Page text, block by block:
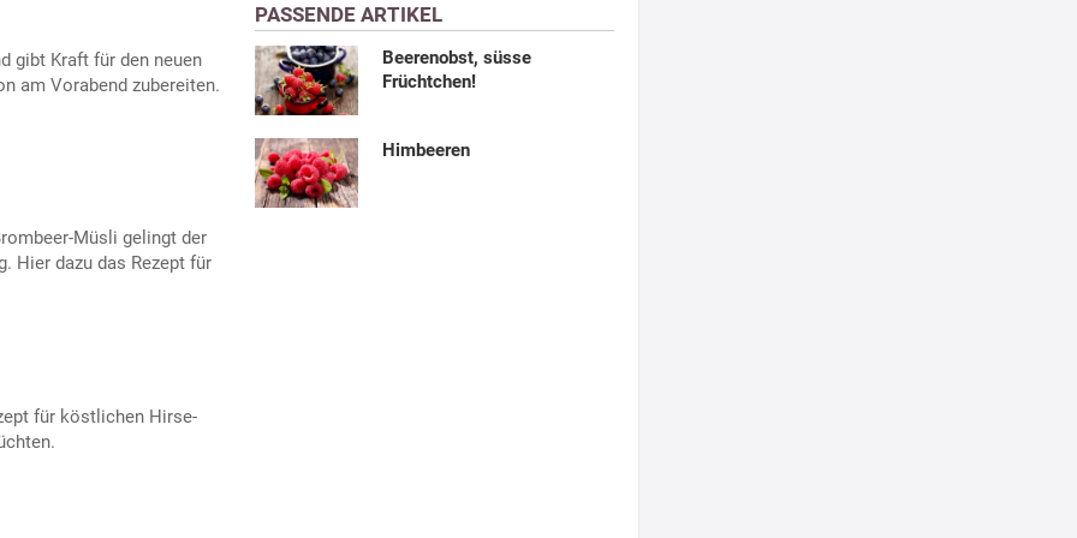
gibt Kraft für den neuen
am Vorabend zubereiten.
Müsli gelingt der
Hier dazu das Rezept für
für köstlichen Hirse-
PASSENDE ARTIKEL
Beerenobst, süsse
Früchtchen!
Himbeeren